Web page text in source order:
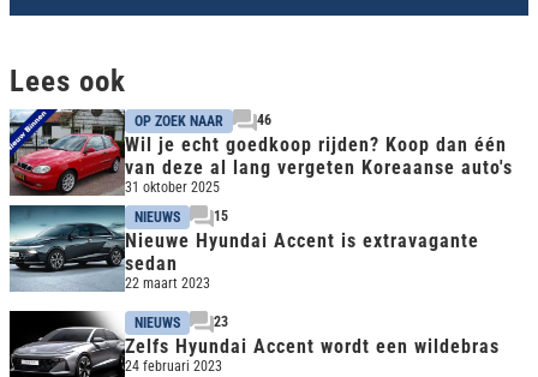
Lees ook
OP ZOEK NAAR 46
Wil je echt goedkoop rijden? Koop dan één
van deze al lang vergeten Koreaanse auto's
31 oktober 2025
NIEUWS
15
Nieuwe Hyundai Accent is extravagante
sedan
22 maart 2023
NIEUWS 23
Zelfs Hyundai Accent wordt een wildebras
24 februari 2023